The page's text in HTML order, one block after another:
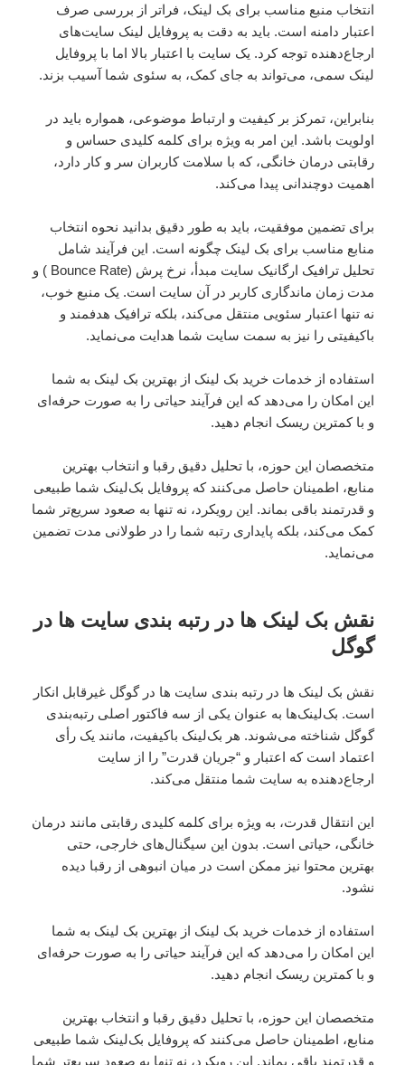
انتخاب منبع مناسب برای بک لینک، فراتر از بررسی صرف
اعتبار دامنه است. باید به دقت به پروفایل لینک سایت‌های
ارجاع‌دهنده توجه کرد. یک سایت با اعتبار بالا اما با پروفایل
لینک سمی، می‌تواند به جای کمک، به سئوی شما آسیب بزند.
بنابراین، تمرکز بر کیفیت و ارتباط موضوعی، همواره باید در
اولویت باشد. این امر به ویژه برای کلمه کلیدی حساس و
رقابتی درمان خانگی، که با سلامت کاربران سر و کار دارد،
اهمیت دوچندانی پیدا می‌کند.
برای تضمین موفقیت، باید به طور دقیق بدانید نحوه انتخاب
منابع مناسب برای بک لینک چگونه است. این فرآیند شامل
تحلیل ترافیک ارگانیک سایت مبدأ، نرخ پرش (Bounce Rate ) و
مدت زمان ماندگاری کاربر در آن سایت است. یک منبع خوب،
نه تنها اعتبار سئویی منتقل می‌کند، بلکه ترافیک هدفمند و
باکیفیتی را نیز به سمت سایت شما هدایت می‌نماید.
استفاده از خدمات خرید بک لینک از بهترین بک لینک به شما
این امکان را می‌دهد که این فرآیند حیاتی را به صورت حرفه‌ای
و با کمترین ریسک انجام دهید.
متخصصان این حوزه، با تحلیل دقیق رقبا و انتخاب بهترین
منابع، اطمینان حاصل می‌کنند که پروفایل بک‌لینک شما طبیعی
و قدرتمند باقی بماند. این رویکرد، نه تنها به صعود سریع‌تر شما
کمک می‌کند، بلکه پایداری رتبه شما را در طولانی مدت تضمین
می‌نماید.
نقش بک لینک ها در رتبه بندی سایت ها در
گوگل
نقش بک لینک ها در رتبه بندی سایت ها در گوگل غیرقابل انکار
است. بک‌لینک‌ها به عنوان یکی از سه فاکتور اصلی رتبه‌بندی
گوگل شناخته می‌شوند. هر بک‌لینک باکیفیت، مانند یک رأی
اعتماد است که اعتبار و “جریان قدرت” را از سایت
ارجاع‌دهنده به سایت شما منتقل می‌کند.
این انتقال قدرت، به ویژه برای کلمه کلیدی رقابتی مانند درمان
خانگی، حیاتی است. بدون این سیگنال‌های خارجی، حتی
بهترین محتوا نیز ممکن است در میان انبوهی از رقبا دیده
نشود.
استفاده از خدمات خرید بک لینک از بهترین بک لینک به شما
این امکان را می‌دهد که این فرآیند حیاتی را به صورت حرفه‌ای
و با کمترین ریسک انجام دهید.
متخصصان این حوزه، با تحلیل دقیق رقبا و انتخاب بهترین
منابع، اطمینان حاصل می‌کنند که پروفایل بک‌لینک شما طبیعی
و قدرتمند باقی بماند. این رویکرد، نه تنها به صعود سریع‌تر شما